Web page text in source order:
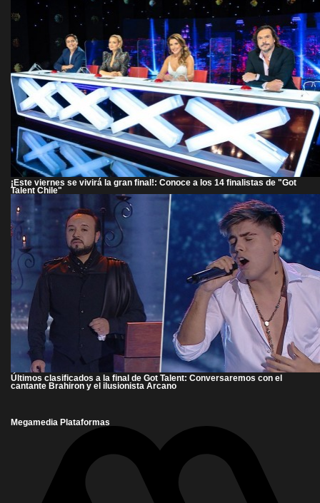
¡Este viernes se vivirá la gran final!: Conoce a los 14 finalistas de "Got
Talent Chile"
Últimos clasificados a la final de Got Talent: Conversaremos con el
cantante Brahiron y el ilusionista Arcano
Megamedia Plataformas